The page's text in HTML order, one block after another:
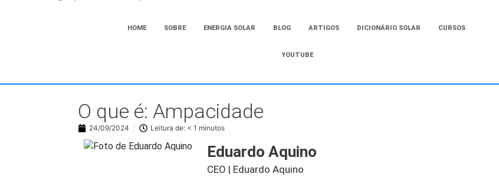
HOME SOBRE ENERGIA SOLAR BLOG ARTIGOS DICIONÁRIO SOLAR CURSOS
YOUTUBE
O que é: Ampacidade
24/09/2024 Leitura de: < 1 minutos
Eduardo Aquino
CEO | Eduardo Aquino